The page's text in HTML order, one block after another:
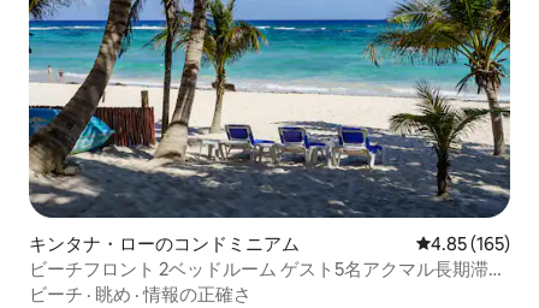
キンタナ・ローのコンドミニアム レビュー165
4.85 (165)
ビーチフロント 2ベッドルーム ゲスト5名アクマル長期滞在
可能
ビーチ · 眺め ·情報の正確さ